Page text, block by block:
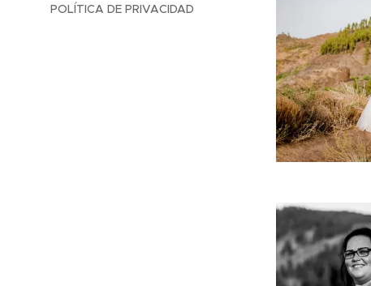
POLÍTICA DE PRIVACIDAD